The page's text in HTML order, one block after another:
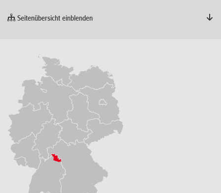
Seitenübersicht einblenden